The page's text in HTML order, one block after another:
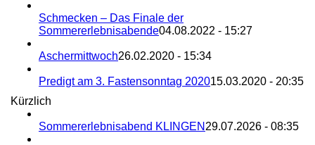
Schmecken – Das Finale der
Sommererlebnisabende04.08.2022 - 15:27
Aschermittwoch26.02.2020 - 15:34
Predigt am 3. Fastensonntag 202015.03.2020 - 20:35
Kürzlich
Sommererlebnisabend KLINGEN 29.07.2026 - 08:35